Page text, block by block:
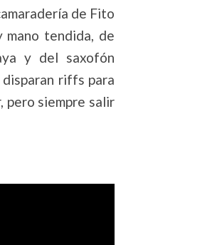
de Fito
mano tendida, de
y del saxofón
riffs para
pero siempre salir